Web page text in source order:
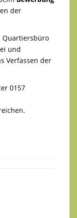
der
Quartiersbüro
und
Verfassen der
0157